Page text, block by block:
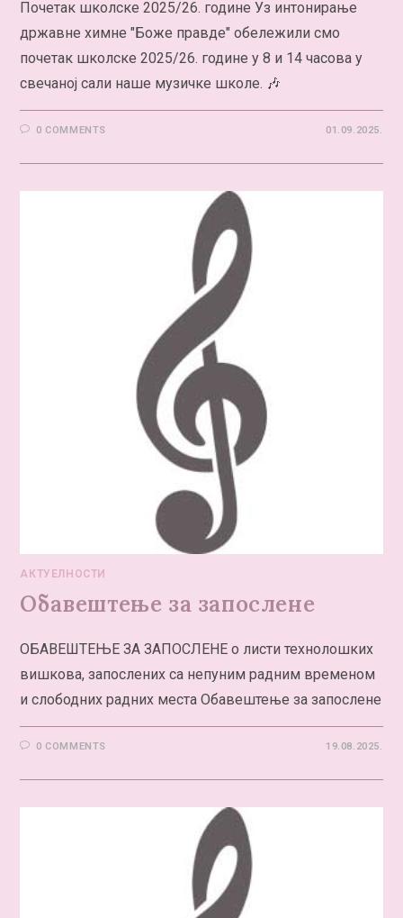
Почетак школске 2025/26. године Уз интонирање
државне химне "Боже правде" обележили смо
почетак школске 2025/26. године у 8 и 14 часова у
свечаној сали наше музичке школе. 🎶
0 COMMENTS 01.09.2025.
АКТУЕЛНОСТИ
Обавештење за запослене
ОБАВЕШТЕЊЕ ЗА ЗАПОСЛЕНЕ о листи технолошких
вишкова, запослених са непуним радним временом
и слободних радних места Обавештење за запослене
0 COMMENTS 19.08.2025.